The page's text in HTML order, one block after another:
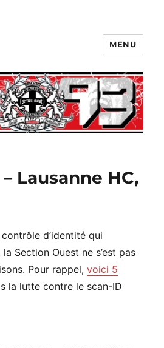
MENU
Lausanne HC,
d’identité qui
Section Ouest ne s’est pas
Pour rappel,voici 5
la lutte contre le scan-ID